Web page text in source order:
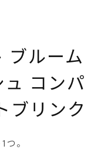
ブルーム
ュ コンパ
ブリンク
。